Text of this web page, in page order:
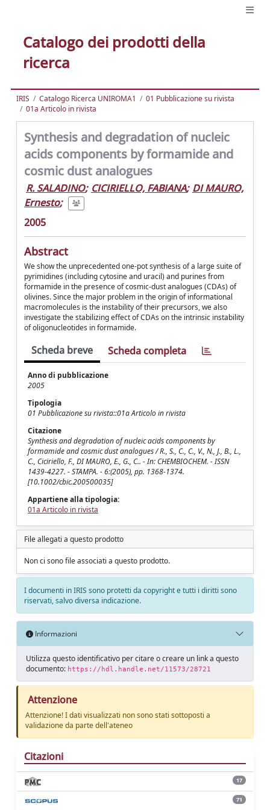
Catalogo dei prodotti della
ricerca
IRIS Catalogo Ricerca UNIROMA1
01 Pubblicazione su rivista
01a Articolo in rivista
Synthesis and degradation of nucleic
acids components by formamide and
cosmic dust analogues
R. SALADINO; CICIRIELLO, FABIANA; DI MAURO,
Ernesto;
2005
Abstract
We show the unprecedented one-pot synthesis of a large suite of
pyrimidines (including cytosine and uracil) and purines from
formamide in the presence of cosmic-dust analogues (CDAs) of
olivines. Since the major problem in the origin of informational
macromolecules is the instability of their precursors, we also
investigate the stabilizing effect of CDAs on the intrinsic instability
of oligonucleotides in formamide.
Scheda breve Scheda completa
Anno di pubblicazione
2005
Tipologia
01 Pubblicazione su rivista::01a Articolo in rivista
Citazione
Synthesis and degradation of nucleic acids components by
formamide and cosmic dust analogues / R., S., C., C., V., N., J., B., L.,
C., Ciciriello, F., DI MAURO, E., G., C.. - In: CHEMBIOCHEM. - ISSN
1439-4227. - STAMPA. - 6:(2005), pp. 1368-1374.
[10.1002/cbic.200500035]
Appartiene alla tipologia:
01a Articolo in rivista
File allegati a questo prodotto
Non ci sono file associati a questo prodotto.
I documenti in IRIS sono protetti da copyright e tutti i diritti sono
riservati, salvo diversa indicazione.
Informazioni
Utilizza questo identificativo per citare o creare un link a questo
documento: https://hdl.handle.net/11573/28721
Attenzione
Attenzione! I dati visualizzati non sono stati sottoposti a
validazione da parte dell'ateneo
Citazioni
17
71